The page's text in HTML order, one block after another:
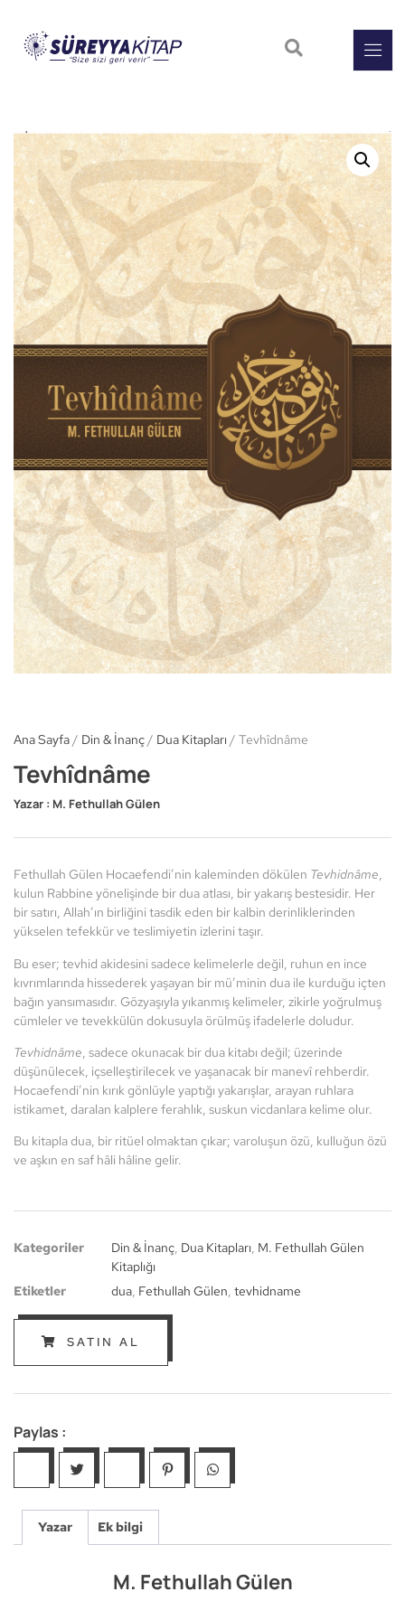
Ana Sayfa / Din & İnanç / Dua Kitapları / Tevhîdnâme
Tevhîdnâme
Yazar : M. Fethullah Gülen
Fethullah Gülen Hocaefendi’nin kaleminden dökülen Tevhidnâme,
kulun Rabbine yönelişinde bir dua atlası, bir yakarış bestesidir. Her
bir satırı, Allah’ın birliğini tasdik eden bir kalbin derinliklerinden
yükselen tefekkür ve teslimiyetin izlerini taşır.
Bu eser; tevhid akidesini sadece kelimelerle değil, ruhun en ince
kıvrımlarında hissederek yaşayan bir mü’minin dua ile kurduğu içten
bağın yansımasıdır. Gözyaşıyla yıkanmış kelimeler, zikirle yoğrulmuş
cümleler ve tevekkülün dokusuyla örülmüş ifadelerle doludur.
Tevhidnâme, sadece okunacak bir dua kitabı değil; üzerinde
düşünülecek, içselleştirilecek ve yaşanacak bir manevî rehberdir.
Hocaefendi’nin kırık gönlüyle yaptığı yakarışlar, arayan ruhlara
istikamet, daralan kalplere ferahlık, suskun vicdanlara kelime olur.
Bu kitapla dua, bir ritüel olmaktan çıkar; varoluşun özü, kulluğun özü
ve aşkın en saf hâli hâline gelir.
Kategoriler Din & İnanç, Dua Kitapları, M. Fethullah Gülen
Kitaplığı
Etiketler
dua, Fethullah Gülen, tevhidname
SATIN AL
Paylas :
Yazar Ek bilgi
M. Fethullah Gülen